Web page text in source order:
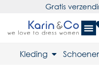
Gratis
Kleding